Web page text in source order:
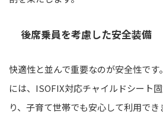
後席乗員を考慮した安全装備
快適性と並んで重要なのが安全性で
には、ISOFIX対応チャイルドシート
り、子育て世帯でも安心して利用で